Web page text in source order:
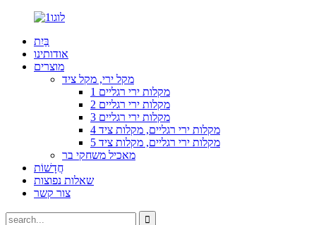
בַּיִת
אודותינו
מוצרים
מקל ירי, מקל ציד
1 מקלות ירי רגליים
2 מקלות ירי רגליים
3 מקלות ירי רגליים
4 מקלות ירי רגליים, מקלות ציד
5 מקלות ירי רגליים, מקלות ציד
מאכיל משחקי בר
חֲדָשׁוֹת
שאלות נפוצות
צור קשר